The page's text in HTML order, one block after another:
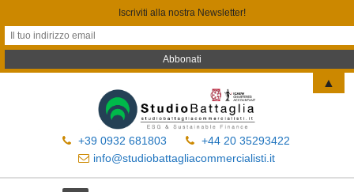
+39 0932 681803
+44 20 35293422
info@studiobattagliacommercialisti.it
Iscriviti alla nostra Newsletter!
▲